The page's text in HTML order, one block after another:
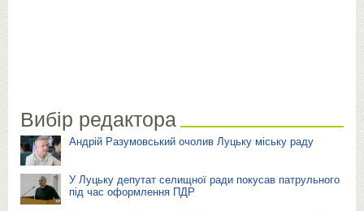
Вибір редактора
Андрій Разумовський очолив Луцьку міську раду
У Луцьку депутат селищної ради покусав патрульного
під час оформлення ПДР